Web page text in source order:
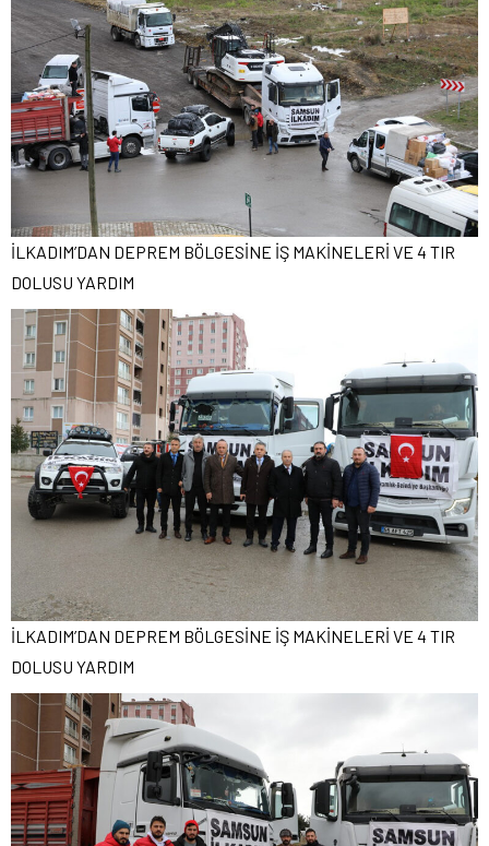
İLKADIM’DAN DEPREM BÖLGESİNE İŞ MAKİNELERİ VE 4 TIR
DOLUSU YARDIM
İLKADIM’DAN DEPREM BÖLGESİNE İŞ MAKİNELERİ VE 4 TIR
DOLUSU YARDIM